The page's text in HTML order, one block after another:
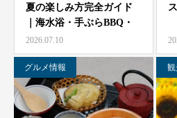
ハローキティスマイル
オーシャンテラス ミエレ
グランシャリオ
シェフガーデン
クラフトサーカス
ニジゲンノモリ
夏の楽しみ方完全ガイド
｜海水浴・手ぶらBBQ・
子供の遊び場と絶景…
2026.07.10
グルメ情報 観